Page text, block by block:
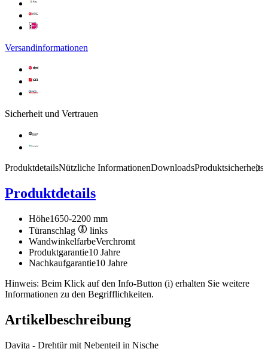
Versandinformationen
Sicherheit und Vertrauen
Produktdetails
Produktdetails
Höhe1650-2200 mm
Türanschlag
links
WandwinkelfarbeVerchromt
Produktgarantie10 Jahre
Nachkaufgarantie10 Jahre
Hinweis: Beim Klick auf den Info-Button (i) erhalten Sie weitere
Informationen zu den Begrifflichkeiten.
Nützliche InformationenDownloads
Artikelbeschreibung
Davita - Drehtür mit Nebenteil in Nische